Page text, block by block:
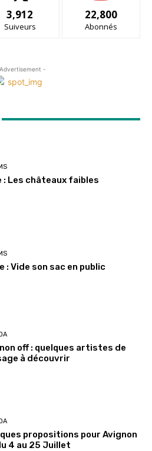
3,912
Suiveurs
22,800
Abonnés
-
: Les châteaux faibles
: Vide son sac en public
off : quelques artistes de
à découvrir
propositions pour Avignon
4 au 25 Juillet